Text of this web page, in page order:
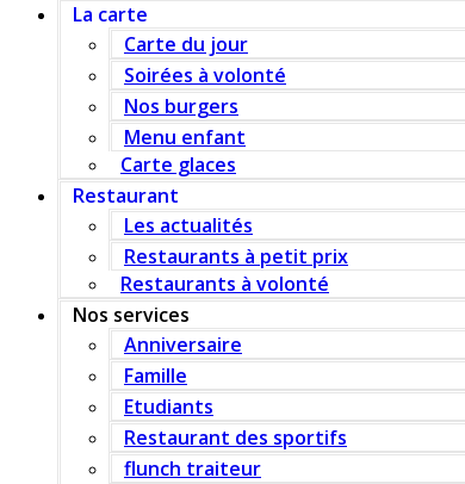
La carte
Carte du jour
Soirées à volonté
Nos burgers
Menu enfant
Carte glaces
Restaurant
Les actualités
Restaurants à petit prix
Restaurants à volonté
Nos services
Anniversaire
Famille
Etudiants
Restaurant des sportifs
flunch traiteur